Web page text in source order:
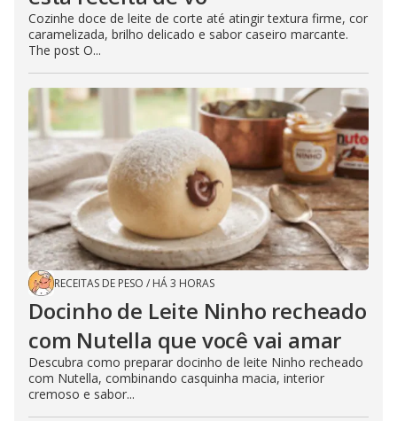
Cozinhe doce de leite de corte até atingir textura firme, cor
caramelizada, brilho delicado e sabor caseiro marcante.
The post O...
RECEITAS DE PESO / HÁ 3 HORAS
Docinho de Leite Ninho recheado
com Nutella que você vai amar
Descubra como preparar docinho de leite Ninho recheado
com Nutella, combinando casquinha macia, interior
cremoso e sabor...